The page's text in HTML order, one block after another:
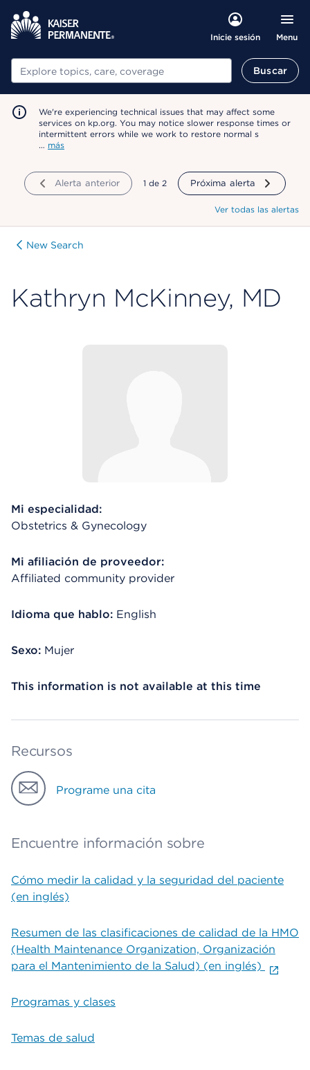
Inicie sesión Menu
Buscar Buscar
We're experiencing technical issues that may affect some
services on kp.org. You may notice slower response times or
intermittent errors while we work to restore normal s
… más
Alerta anterior mostrando
1 de 2 Próxima alerta
Ver todas las alertas
New Search
Kathryn McKinney, MD
Mi especialidad:
Obstetrics & Gynecology
Mi afiliación de proveedor:
Affiliated community provider
Idioma que hablo: English
Sexo: Mujer
This information is not available at this time
Recursos
Programe una cita
Encuentre información sobre
Cómo medir la calidad y la seguridad del paciente
(en inglés)
Resumen de las clasificaciones de calidad de la HMO
(Health Maintenance Organization, Organización
para el Mantenimiento de la Salud) (en inglés)
Programas y clases
Temas de salud